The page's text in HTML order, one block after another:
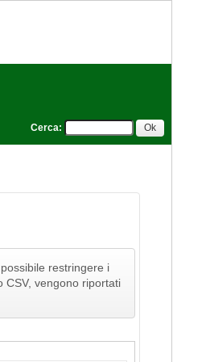
Cerca:
restringere i
CSV, vengono riportati